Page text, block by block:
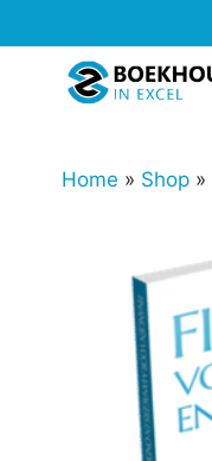
naar
Home » Shop »